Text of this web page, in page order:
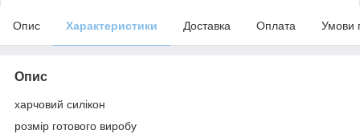
Опис Характеристики Доставка Оплата Умови
Опис
харчовий силікон
розмір готового виробу